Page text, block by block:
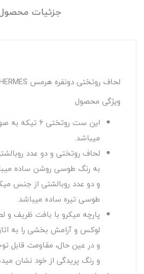
جزئیات
لحاف روتختی دونفره هرمس HERMES مدل: FLORITA 09
ویژگی محصول
این ست روتختی
میباشد.
لحاف روتختی و دو عدد
به رنگ طوسی روشن ساده
و دو عدد روبالشتی از جنس
طوسی تیره ساده میباشد.
پارچه میکرو با بافت ظریف
لوکس و آرامش بخشی را به
و در عین حال، مقاومت قابل
و رنگ پریدگی از خود نشان